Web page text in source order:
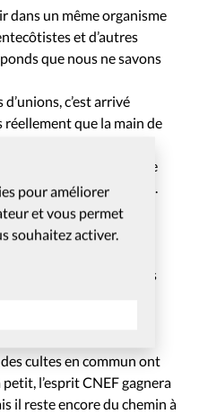
pour améliorer
et vous permet
souhaitez activer.
dans un même organisme
et d’autres
que nous ne savons
c’est arrivé
que la main de
choses. Tout à coup, les
ont trouvé un point de
le calendrier du Ciel.
pas seuls. J’en ai vu
évangéliques d’autres
pas adversaires mais
très voisine. Les
rassemblent. Des
cultes en commun ont
l’esprit CNEF gagnera
il reste encore du chemin à